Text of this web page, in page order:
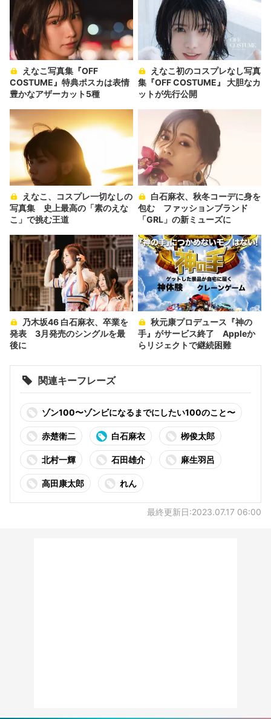
COSTUME』特典ポスカは表情
豊かなアザーカット5種
集『OFF COSTUME』 大胆なカ
ットが先行公開
写真集 史上最高の「素のえな
こ」で挑む王道
包む ファッションブランド
「GRL」の新ミューズに
発表 3月発売のシングルを最
後に
手』がサービス終了 Appleか
らリジェクトで継続困難
関連キーフレーズ
ゾン100〜ゾンビになるまでにしたい100のこと〜
赤楚衛二 白石麻衣 栁俊太郎
北村一輝 石田雄介 麻生羽呂
高田康太郎 れん
最終更新日:2023.07.17 06:00